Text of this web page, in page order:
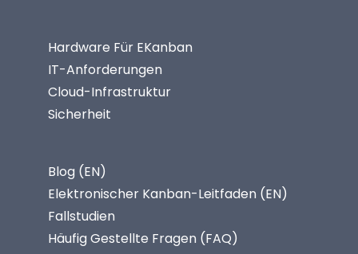
Hardware Für EKanban
IT-Anforderungen
Cloud-Infrastruktur
Sicherheit
Blog (EN)
Elektronischer Kanban-Leitfaden (EN)
Fallstudien
Häufig Gestellte Fragen (FAQ)